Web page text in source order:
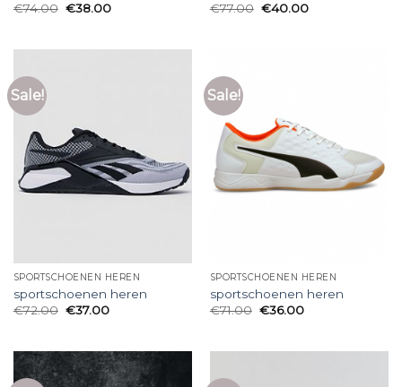
€74.00 €38.00
€77.00 €40.00
Sale!
SPORTSCHOENEN HEREN
sportschoenen heren
€72.00 €37.00
Sale!
SPORTSCHOENEN HEREN
sportschoenen heren
€71.00 €36.00